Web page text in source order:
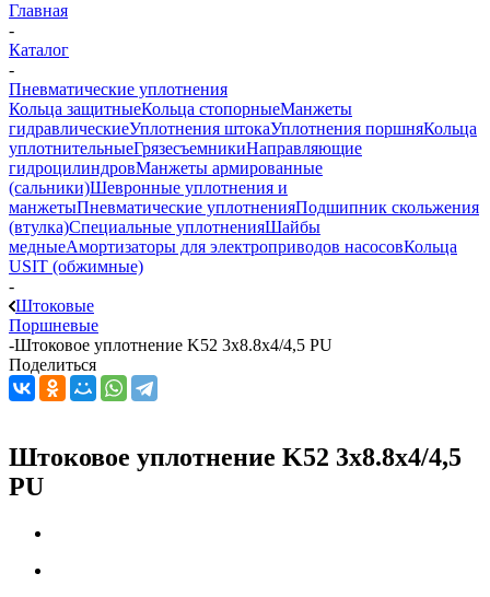
Главная
-
Каталог
-
Пневматические уплотнения
Кольца защитныеКольца стопорныеМанжеты
гидравлическиеУплотнения штокаУплотнения поршняКольца
уплотнительныеГрязесъемникиНаправляющие
гидроцилиндровМанжеты армированные
(сальники)Шевронные уплотнения и
манжетыПневматические уплотненияПодшипник скольжения
(втулка)Специальные уплотненияШайбы
медныеАмортизаторы для электроприводов насосовКольца
USIT (обжимные)
-
Штоковые
Поршневые
-Штоковое уплотнение K52 3x8.8x4/4,5 PU
Поделиться
Штоковое уплотнение K52 3x8.8x4/4,5
PU